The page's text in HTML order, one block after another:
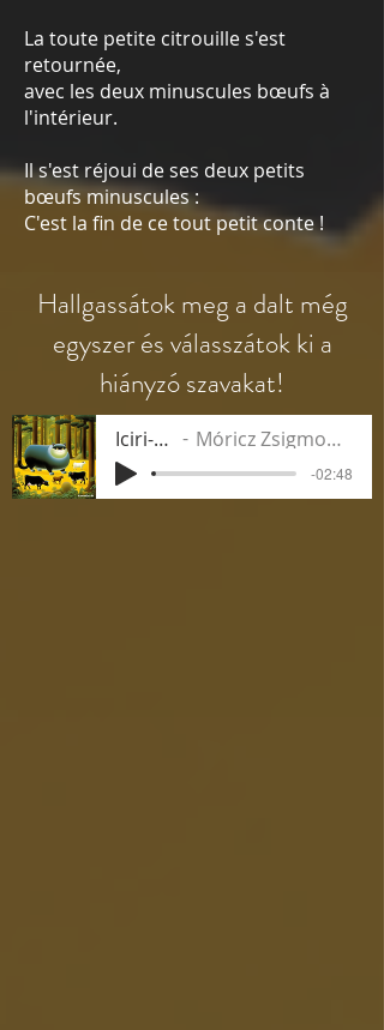
La toute petite citrouille s'est
retournée,
avec les deux minuscules bœufs à
l'intérieur.
Il s'est réjoui deses deux petits
bœufs minuscules :
C'est la fin de ce tout petit conte !
Hallgassátok meg a dalt még
egyszer és válasszátok ki a
hiányzó szavakat!
Iciri-piciri Móricz Zsigmond - Kaláka
-02:48